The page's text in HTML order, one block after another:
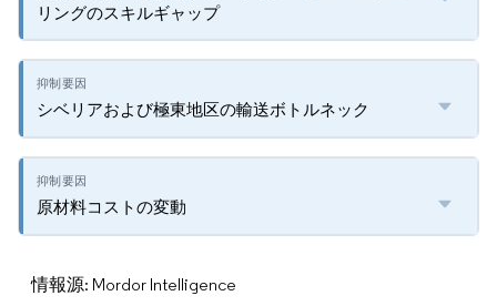
リングのスキルギャップ
シベリアおよび極東地区の輸送ボトルネック
原材料コストの変動
情報源: Mordor Intelligence